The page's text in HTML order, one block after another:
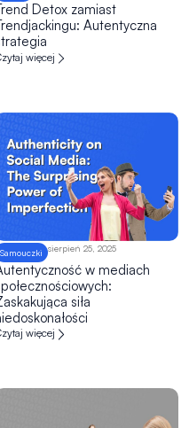
Detox zamiast
Autentyczna
więcej
Samouczki sierpień 25, 2025
w mediach
siła
więcej